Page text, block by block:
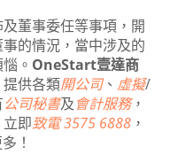
董事委任等事項，開
的情況，當中涉及的
。 OneStart壹達商
供各類開公司、 虛擬/
公司秘書及會計服務，
立即致電 3575 6888 ，
！